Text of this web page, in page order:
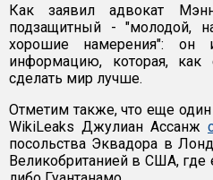
Как заявил адвокат
подзащитный - "молодой,
хорошие намерения": он
информацию, которая,
сделать мир лучше.
Отметим также, что еще
WikiLeaks Джулиан Ассанж
посольства Эквадора в
Великобританией в США, где